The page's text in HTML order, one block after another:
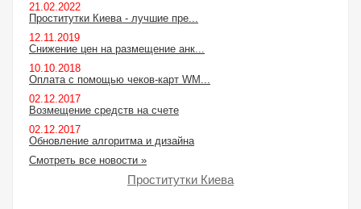
21.02.2022
Проститутки Киева - лучшие пре...
12.11.2019
Снижение цен на размещение анк...
10.10.2018
Оплата с помощью чеков-карт WM...
02.12.2017
Возмещение средств на счете
02.12.2017
Обновление алгоритма и дизайна
Смотреть все новости »
Проститутки Киева